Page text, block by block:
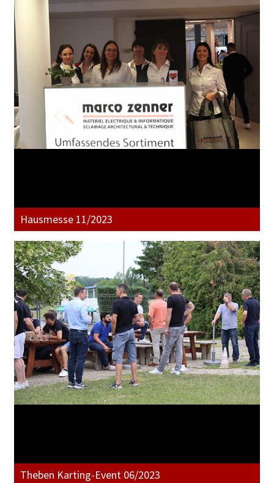
Hausmesse 11/2023
Theben Karting-Event 06/2023